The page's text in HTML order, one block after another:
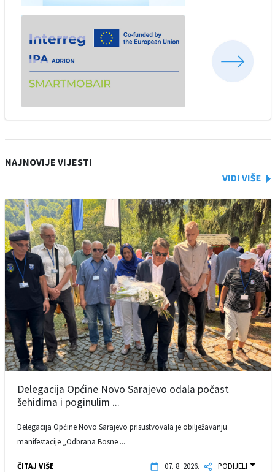
NAJNOVIJE VIJESTI
Delegacija Općine Novo Sarajevo odala počast
šehidima i poginulim ...
Delegacija Općine Novo Sarajevo prisustvovala je obilježavanju
manifestacije „Odbrana Bosne ...
ČITAJ VIŠE 07. 8. 2026. PODIJELI